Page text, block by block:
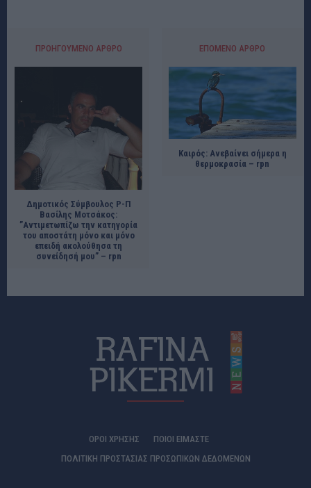
ΠΡΟΗΓΟΎΜΕΝΟ ΆΡΘΡΟ
Δημοτικός Σύμβουλος Ρ-Π
Βασίλης Μοτσάκος:
”Aντιμετωπίζω την κατηγορία
του αποστάτη μόνο και μόνο
επειδή ακολούθησα τη
συνείδησή μου” – rpn
ΕΠΌΜΕΝΟ ΆΡΘΡΟ
Καιρός: Ανεβαίνει σήμερα η
θερμοκρασία – rpn
ΟΡΟΙ ΧΡΗΣΗΣ
ΠΟΙΟΊ ΕΊΜΑΣΤΕ
ΠΟΛΙΤΙΚΗ ΠΡΟΣΤΑΣΙΑΣ ΠΡΟΣΩΠΙΚΩΝ ΔΕΔΟΜΕΝΩΝ